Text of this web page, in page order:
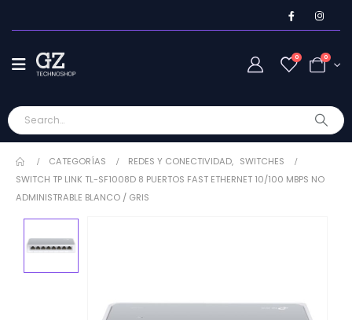
0 0
CATEGORÍAS REDES Y CONECTIVIDAD, SWITCHES
SWITCH TP LINK TL-SF1008D 8 PUERTOS FAST ETHERNET 10/100 MBPS NO
ADMINISTRABLE BLANCO / GRIS